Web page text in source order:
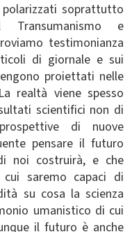
soprattutto
e
testimonianza
di giornale e sui
proiettati nelle
realtà viene spesso
scientifici non di
di nuove
pensare il futuro
noi costruirà, e che
saremo capaci di
su cosa la scienza
umanistico di cui
il futuro è anche